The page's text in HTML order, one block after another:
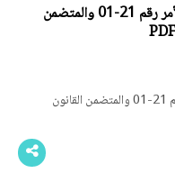
قانون عضوي رقم 26-05 يعدل ويتمم الأمر رقم 21-01 والمتضمن
قانون عضوي رقم 26-05 يعدل ويتمم الأمر رقم 21-01 والمتضمن القانون